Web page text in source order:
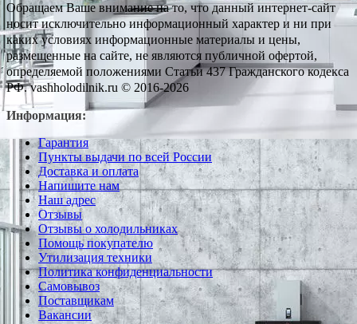
Обращаем Ваше внимание на то, что данный интернет-сайт
носит исключительно информационный характер и ни при
каких условиях информационные материалы и цены,
размещенные на сайте, не являются публичной офертой,
определяемой положениями Статьи 437 Гражданского кодекса
РФ. vashholodilnik.ru © 2016-2026
Информация:
Гарантия
Пункты выдачи по всей России
Доставка и оплата
Напишите нам
Наш адрес
Отзывы
Отзывы о холодильниках
Помощь покупателю
Утилизация техники
Политика конфиденциальности
Самовывоз
Поставщикам
Вакансии